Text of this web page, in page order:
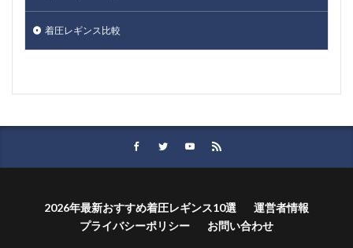
着圧レギンス比較
2026年最新おすすめ着圧レギンス10選
運営者情報
プライバシーポリシー
お問い合わせ